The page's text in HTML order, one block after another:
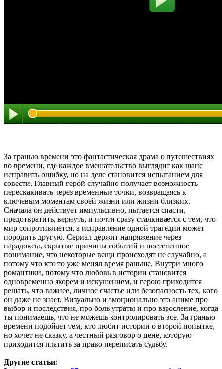
За гранью времени это фантастическая драма о путешествиях
во времени, где каждое вмешательство выглядит как шанс
исправить ошибку, но на деле становится испытанием для
совести. Главный герой случайно получает возможность
перескакивать через временные точки, возвращаясь к
ключевым моментам своей жизни или жизни близких.
Сначала он действует импульсивно, пытается спасти,
предотвратить, вернуть, и почти сразу сталкивается с тем, что
мир сопротивляется, а исправление одной трагедии может
породить другую. Сериал держит напряжение через
парадоксы, скрытые причины событий и постепенное
понимание, что некоторые вещи происходят не случайно, а
потому что кто то уже менял время раньше. Внутри много
романтики, потому что любовь в истории становится
одновременно якорем и искушением, и герою приходится
решать, что важнее, личное счастье или безопасность тех, кого
он даже не знает. Визуально и эмоционально это аниме про
выбор и последствия, про боль утраты и про взросление, когда
ты понимаешь, что не можешь контролировать все. За гранью
времени подойдет тем, кто любит истории о второй попытке,
но хочет не сказку, а честный разговор о цене, которую
приходится платить за право переписать судьбу.
Другие статьи: